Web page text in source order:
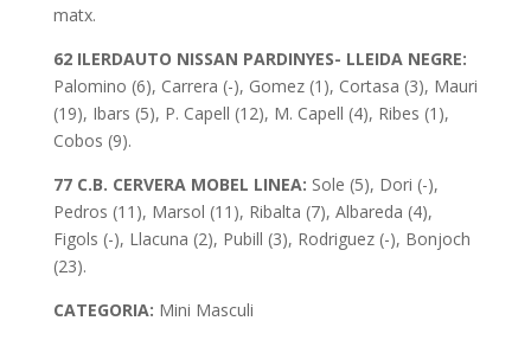
matx.
62 ILERDAUTO NISSAN PARDINYES- LLEIDA NEGRE:
Palomino (6), Carrera (-), Gomez (1), Cortasa (3), Mauri
(19), Ibars (5), P. Capell (12), M. Capell (4), Ribes (1),
Cobos (9).
77 C.B. CERVERA MOBEL LINEA: Sole (5), Dori (-),
Pedros (11), Marsol (11), Ribalta (7), Albareda (4),
Figols (-), Llacuna (2), Pubill (3), Rodriguez (-), Bonjoch
(23).
CATEGORIA: Mini Masculi